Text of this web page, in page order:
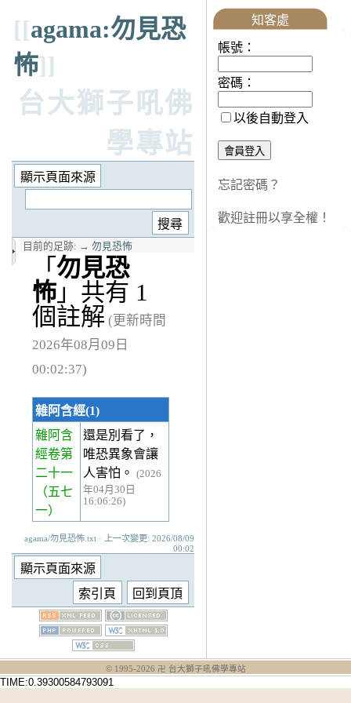
[[agama:勿見恐
怖]]
台大獅子吼佛
學專站
目前的足跡: → 勿見恐怖
「 勿見恐
怖 」共有 1
個註解 (更新時間
2026年08月09日
00:02:37)
雜阿含經(1)
雜阿含
經卷第
二十一
（五七
一）
還是別看了，
唯恐異象會讓
人害怕。
(2026
年04月30日
16:06:26)
agama/勿見恐怖.txt · 上一次變更: 2026/08/09
00:02
知客處
帳號：
密碼：
以後自動登入
忘記密碼？
歡迎註冊以享全權！
© 1995-2026 卍 台大獅子吼佛學專站
TIME:0.39300584793091